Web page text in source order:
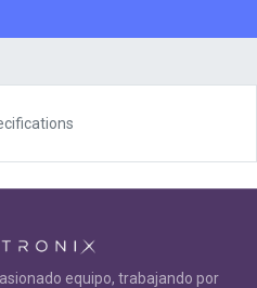
equipo, trabajando por